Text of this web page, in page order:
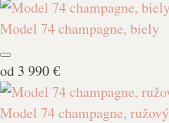
Model 74 champagne, biely
od 3 990 €
Model 74 champagne, ružový